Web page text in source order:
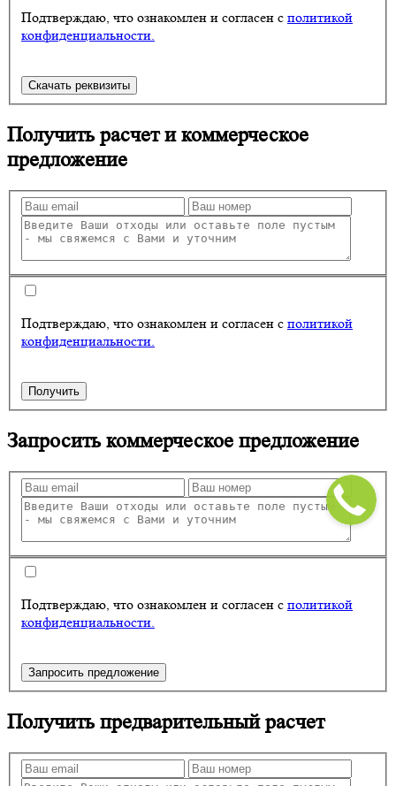
Подтверждаю, что ознакомлен и согласен с политикой
конфиденциальности.
Скачать реквизиты
Получитьрасчет и коммерческое
предложение
Подтверждаю, что ознакомлен и согласен с политикой
конфиденциальности.
Получить
Запроситькоммерческое предложение
Подтверждаю, что ознакомлен и согласен с политикой
конфиденциальности.
Запросить предложение
Получитьпредварительный расчет